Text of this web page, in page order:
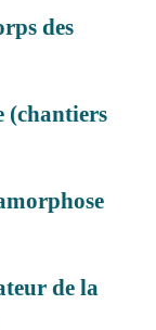
des
(chantiers
de la